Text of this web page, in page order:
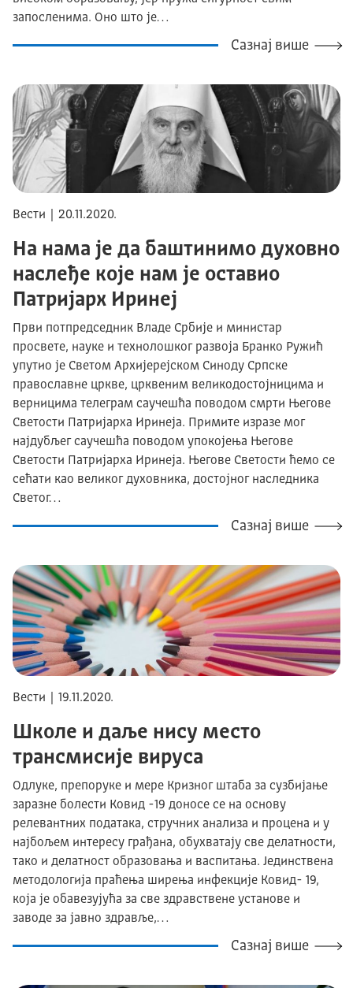
запосленима. Оно што је…
Сазнај више
Вести | 20.11.2020.
На нама је да баштинимо духовно
наслеђе које нам је оставио
Патријарх Иринеј
Први потпредседник Владе Србије и министар
просвете, науке и технолошког развоја Бранко Ружић
упутио је Светом Aрхијерејском Cиноду Српске
православне цркве, црквеним великодостојницима и
верницима телеграм саучешћа поводом смрти Његове
Светости Патријарха Иринеја. Примите изразе мог
најдубљег саучешћа поводом упокојења Његове
Светости Патријарха Иринеја. Његове Светости ћемо се
сећати као великог духовника, достојног наследника
Светог…
Сазнај више
Вести | 19.11.2020.
Школе и даље нису место
трансмисије вируса
Одлуке, препоруке и мере Кризног штаба за сузбијање
заразне болести Ковид -19 доносе се на основу
релевантних података, стручних анализа и процена и у
најбољем интересу грађана, обухватају све делатности,
тако и делатност образовања и васпитања. Јединствена
методологија праћења ширења инфекције Ковид- 19,
која је обавезујућа за све здравствене установе и
заводе за јавно здравље,…
Сазнај више